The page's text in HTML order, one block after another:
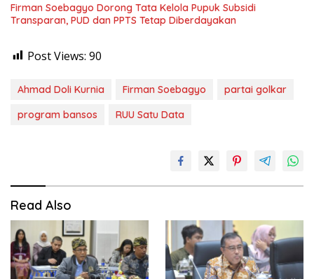
Firman Soebagyo Dorong Tata Kelola Pupuk Subsidi
Transparan, PUD dan PPTS Tetap Diberdayakan
Post Views: 90
Ahmad Doli Kurnia Firman Soebagyo
partai golkar
program bansos
RUU Satu Data
Read Also